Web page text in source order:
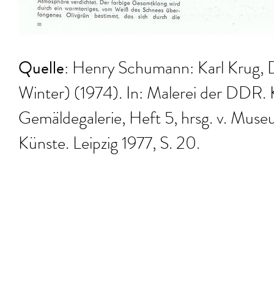
Quelle: Henry Schumann: Karl Krug,
Winter) (1974). In: Malerei der DDR.
Gemäldegalerie, Heft 5, hrsg. v.
Künste. Leipzig 1977, S. 20.